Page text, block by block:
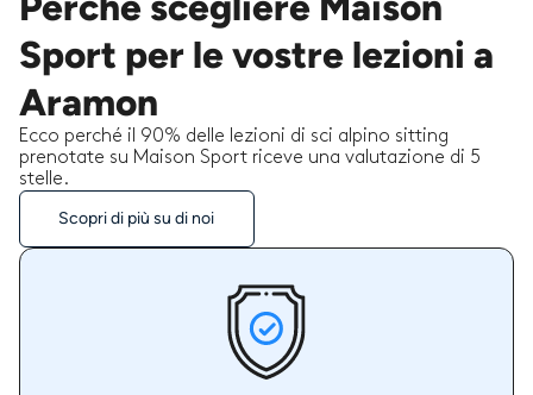
Sport per le vostre lezioni a
Aramon
Ecco perché il 90% delle lezioni di sci alpino sitting
prenotate su Maison Sport riceve una valutazione di 5
stelle.
Scopri di più su di noi